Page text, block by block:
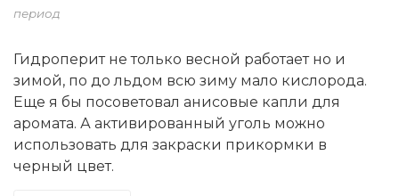
период
Гидроперит не только весной работает но и
зимой, по до льдом всю зиму мало кислорода.
Еще я бы посоветовал анисовые капли для
аромата. А активированный уголь можно
использовать для закраски прикормки в
черный цвет.